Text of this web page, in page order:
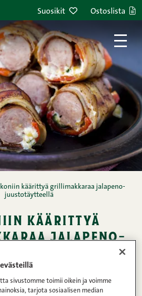
Suosikit Ostoslista
käärittyä grillimakkaraa jalapeno-
juustotäytteellä
käärittyä
jalapeno-
4 5 (1) Kommentit
sivustomme toimii oikein ja voimme
tarjota sosiaalisen median